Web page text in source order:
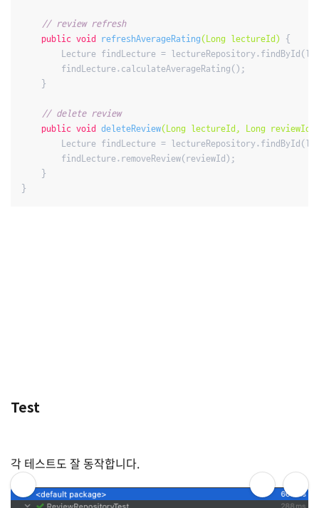
// review refresh
public void refreshAverageRating(Long lectureId) {
Lecture findLecture =
        findLecture.calculateAverageRating();
    }
// delete review
public void deleteReview(Long lectureId, Long reviewId)
Lecture findLecture =
        findLecture.removeReview(reviewId);
    }
Test
각 테스트도 잘 동작합니다.